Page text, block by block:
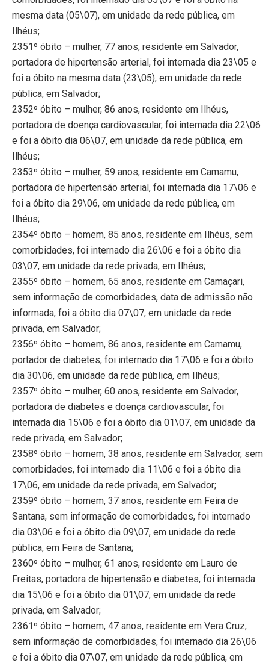
mesma data (05\07), em unidade da rede pública, em
Ilhéus;
2351º óbito – mulher, 77 anos, residente em Salvador,
portadora de hipertensão arterial, foi internada dia 23\05 e
foi a óbito na mesma data (23\05), em unidade da rede
pública, em Salvador;
2352º óbito – mulher, 86 anos, residente em Ilhéus,
portadora de doença cardiovascular, foi internada dia 22\06
e foi a óbito dia 06\07, em unidade da rede pública, em
Ilhéus;
2353º óbito – mulher, 59 anos, residente em Camamu,
portadora de hipertensão arterial, foi internada dia 17\06 e
foi a óbito dia 29\06, em unidade da rede pública, em
Ilhéus;
2354º óbito – homem, 85 anos, residente em Ilhéus, sem
comorbidades, foi internado dia 26\06 e foi a óbito dia
03\07, em unidade da rede privada, em Ilhéus;
2355º óbito – homem, 65 anos, residente em Camaçari,
sem informação de comorbidades, data de admissão não
informada, foi a óbito dia 07\07, em unidade da rede
privada, em Salvador;
2356º óbito – homem, 86 anos, residente em Camamu,
portador de diabetes, foi internado dia 17\06 e foi a óbito
dia 30\06, em unidade da rede pública, em Ilhéus;
2357º óbito – mulher, 60 anos, residente em Salvador,
portadora de diabetes e doença cardiovascular, foi
internada dia 15\06 e foi a óbito dia 01\07, em unidade da
rede privada, em Salvador;
2358º óbito – homem, 38 anos, residente em Salvador, sem
comorbidades, foi internado dia 11\06 e foi a óbito dia
17\06, em unidade da rede privada, em Salvador;
2359º óbito – homem, 37 anos, residente em Feira de
Santana, sem informação de comorbidades, foi internado
dia 03\06 e foi a óbito dia 09\07, em unidade da rede
pública, em Feira de Santana;
2360º óbito – mulher, 61 anos, residente em Lauro de
Freitas, portadora de hipertensão e diabetes, foi internada
dia 15\06 e foi a óbito dia 01\07, em unidade da rede
privada, em Salvador;
2361º óbito – homem, 47 anos, residente em Vera Cruz,
sem informação de comorbidades, foi internado dia 26\06
e foi a óbito dia 07\07, em unidade da rede pública, em